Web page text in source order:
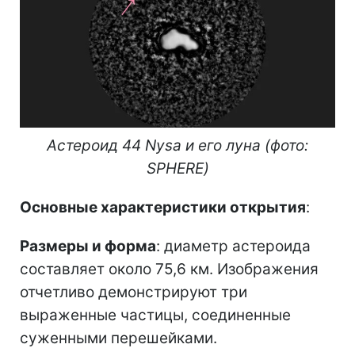
Астероид 44 Nysa и его луна (фото:
SPHERE)
Основные характеристики открытия:
Размеры и форма: диаметр астероида
составляет около 75,6 км. Изображения
отчетливо демонстрируют три
выраженные частицы, соединенные
суженными перешейками.